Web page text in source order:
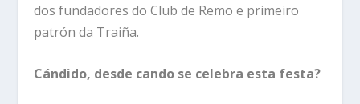
dos fundadores do Club de Remo e primeiro
patrón da Traiña.
Cándido, desde cando se celebra esta festa?